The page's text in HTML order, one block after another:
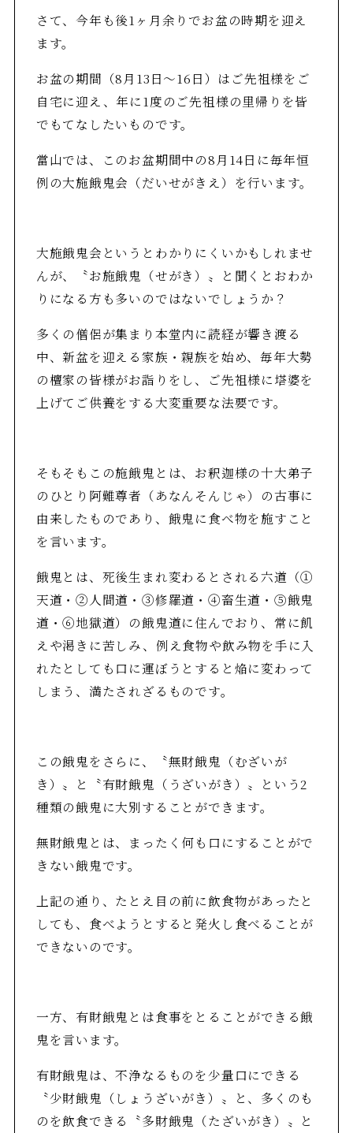
さて、今年も後1ヶ月余りでお盆の時期を迎え
ます。
お盆の期間（8月13日～16日）はご先祖様をご
自宅に迎え、年に1度のご先祖様の里帰りを皆
でもてなしたいものです。
當山では、このお盆期間中の8月14日に毎年恒
例の大施餓鬼会（だいせがきえ）を行います。
大施餓鬼会というとわかりにくいかもしれませ
んが、〝お施餓鬼（せがき）〟と聞くとおわか
りになる方も多いのではないでしょうか？
多くの僧侶が集まり本堂内に読経が響き渡る
中、新盆を迎える家族・親族を始め、毎年大勢
の檀家の皆様がお詣りをし、ご先祖様に塔婆を
上げてご供養をする大変重要な法要です。
そもそもこの施餓鬼とは、お釈迦様の十大弟子
のひとり阿難尊者（あなんそんじゃ）の古事に
由来したものであり、餓鬼に食べ物を施すこと
を言います。
餓鬼とは、死後生まれ変わるとされる六道（①
天道・②人間道・③修羅道・④畜生道・⑤餓鬼
道・⑥地獄道）の餓鬼道に住んでおり、常に飢
えや渇きに苦しみ、例え食物や飲み物を手に入
れたとしても口に運ぼうとすると焔に変わって
しまう、満たされざるものです。
この餓鬼をさらに、〝無財餓鬼（むざいが
き）〟と〝有財餓鬼（うざいがき）〟という2
種類の餓鬼に大別することができます。
無財餓鬼とは、まったく何も口にすることがで
きない餓鬼です。
上記の通り、たとえ目の前に飲食物があったと
しても、食べようとすると発火し食べることが
できないのです。
一方、有財餓鬼とは食事をとることができる餓
鬼を言います。
有財餓鬼は、不浄なるものを少量口にできる
〝少財餓鬼（しょうざいがき）〟と、多くのも
のを飲食できる〝多財餓鬼（たざいがき）〟と